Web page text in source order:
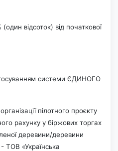
відсоток) від початкової
системи ЄДИНОГО
пілотного проєкту
рахунку у біржових торгах
деревини/деревини
- ТОВ «Українська